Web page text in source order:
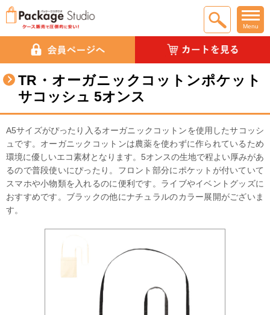
Menu
TR・オーガニックコットンポケット
サコッシュ 5オンス
A5サイズがぴったり入るオーガニックコットンを使用したサコッシ
ュです。オーガニックコットンは農薬を使わずに作られているため
環境に優しいエコ素材となります。5オンスの生地で程よい厚みがあ
るので普段使いにぴったり。フロント部分にポケットが付いていて
スマホや小物類を入れるのに便利です。ライブやイベントグッズに
おすすめです。ブラックの他にナチュラルのカラー展開がございま
す。